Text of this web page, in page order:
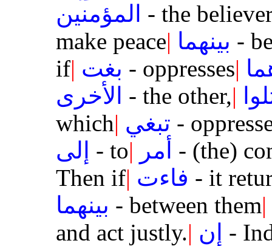
المؤمنين - the
make peace| بينهما -
if| بغت - oppresses|
الأخرى - the other,|
which| تبغي -
إلى - to| أمر - (the)
Then if| فاءت - it
بينهما - between them|
and act justly.| إن -